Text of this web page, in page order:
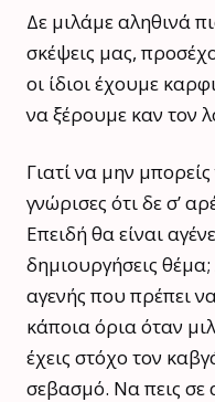
Δε μιλάμε αληθινά
σκέψεις μας,
οι ίδιοι έχουμε
να ξέρουμε καν τον
Γιατί να μην
γνώρισες ότι δε σ’
Επειδή θα είναι
δημιουργήσεις
αγενής που πρέπει
κάποια όρια όταν
έχεις στόχο τον
σεβασμό. Να πεις σε